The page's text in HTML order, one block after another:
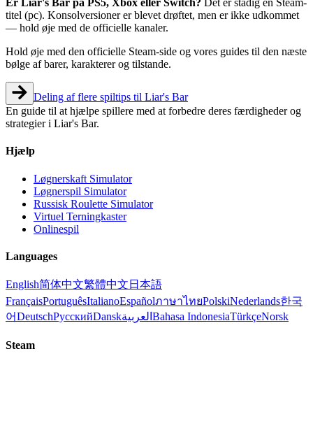
Er Liar's Bar på PS5, Xbox eller Switch? Det er stadig en Steam-
titel (pc). Konsolversioner er blevet drøftet, men er ikke udkommet
— hold øje med de officielle kanaler.
Hold øje med den officielle Steam-side og vores guides til den næste
bølge af barer, karakterer og tilstande.
Deling af flere spiltips til Liar's Bar
En guide til at hjælpe spillere med at forbedre deres færdigheder og
strategier i Liar's Bar.
Hjælp
Løgnerskaft Simulator
Løgnerspil Simulator
Russisk Roulette Simulator
Virtuel Terningkaster
Onlinespil
Languages
English简体中文繁體中文 日本語
FrançaisPortuguêsItalianoEspañolภาษาไทยPolskiNederlands한국
어DeutschРусскийDanskالعربية Bahasa IndonesiaTürkçeNorsk
Steam